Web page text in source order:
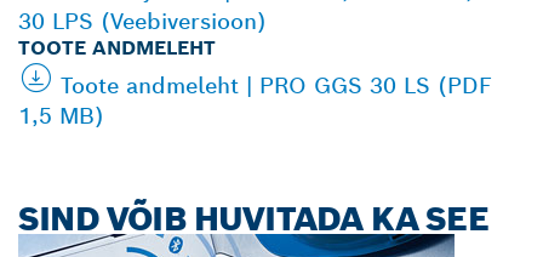
30 LPS (Veebiversioon)
TOOTE ANDMELEHT
Toote andmeleht | PRO GGS 30 LS (PDF
1,5 MB)
SIND VÕIB HUVITADA KA SEE